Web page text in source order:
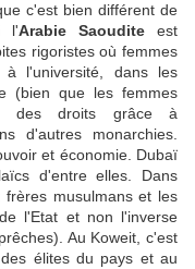
c'est bien différent de
l'Arabie Saouditeest
rigoristes où femmes
l'université, dans les
(bien que les femmes
des droits grâce à
d'autres monarchies.
et économie. Dubaï
d'entre elles. Dans
frères musulmans et les
l'Etat et non l'inverse
Au Koweit, c'est
élites du pays et au